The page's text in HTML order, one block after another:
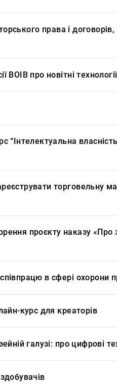
права і
про новітні технології
власність
торговельну
проєкту наказу
в сфері охорони
курс для креаторів
галузі: про цифрові